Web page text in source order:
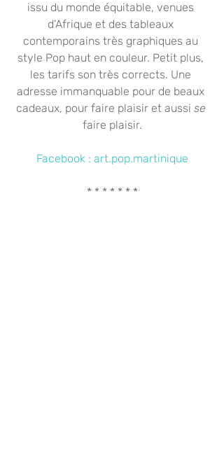
issu du monde équitable, venues
d’Afrique et des tableaux
contemporains très graphiques au
style Pop haut en couleur. Petit plus,
les tarifs son très corrects. Une
adresse immanquable pour de beaux
cadeaux, pour faire plaisir et aussi se
faire plaisir.
Facebook : art.pop.martinique
* * * * * * *